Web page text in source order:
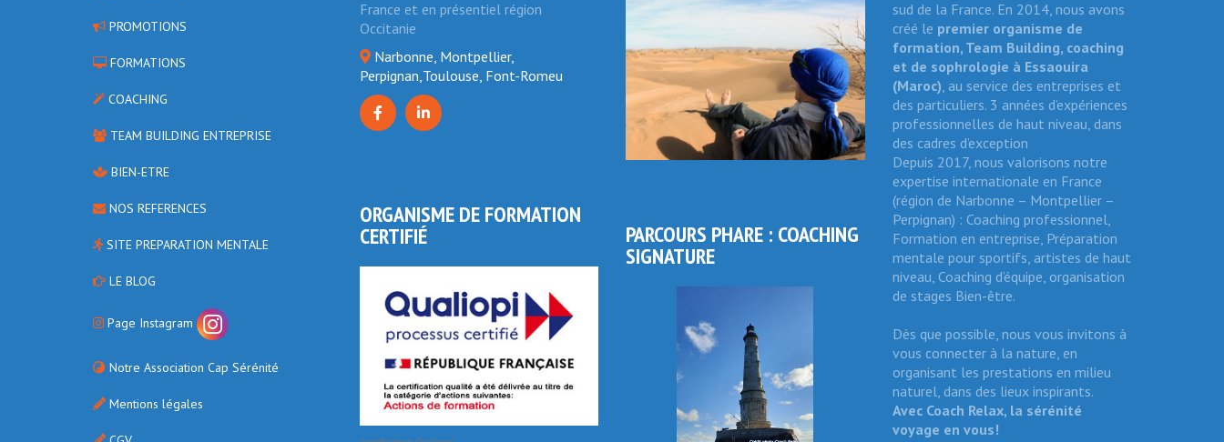
PROMOTIONS
FORMATIONS
COACHING
TEAM BUILDING ENTREPRISE
BIEN-ETRE
NOS REFERENCES
SITE PREPARATION MENTALE
LE BLOG
Page Instagram
Notre Association Cap Sérénité
Mentions légales
France et en présentiel région
Occitanie
Narbonne, Montpellier,
Perpignan,Toulouse, Font-Romeu
ORGANISME DE FORMATION
CERTIFIÉ PARCOURS PHARE : COACHING
SIGNATURE
sud de la France. En 2014, nous avons
créé le premier organisme de
formation, Team Building, coaching
et de sophrologie à Essaouira
(Maroc) , au service des entreprises et
des particuliers. 3 années d’expériences
professionnelles de haut niveau, dans
des cadres d’exception
Depuis 2017, nous valorisons notre
expertise internationale en France
(région de Narbonne – Montpellier –
Perpignan) : Coaching professionnel,
Formation en entreprise, Préparation
mentale pour sportifs, artistes de haut
niveau, Coaching d’équipe, organisation
de stages Bien-être.
Dès que possible, nous vous invitons à
vous connecter à la nature, en
organisant les prestations en milieu
naturel, dans des lieux inspirants.
Avec Coach Relax, la sérénité
voyage en vous!